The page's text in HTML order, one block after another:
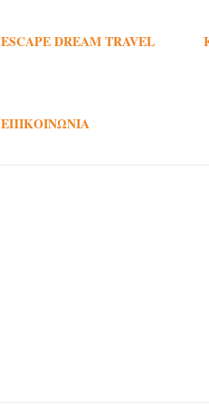
ESCAPE DREAM TRAVEL
ΕΠΙΚΟΙΝΩΝΊΑ